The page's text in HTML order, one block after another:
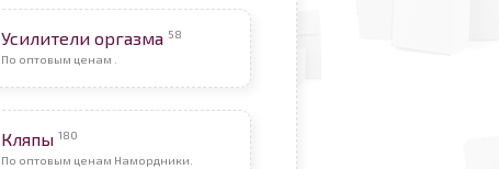
Усилители оргазма 58
По оптовым ценам .
Кляпы 180
По оптовым ценам Намордники.